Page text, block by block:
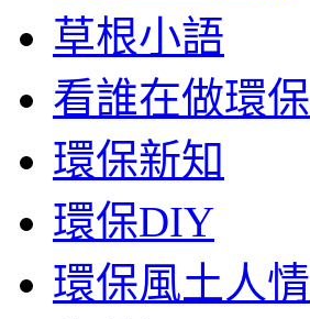
草根小語
看誰在做環保
環保新知
環保DIY
環保風土人情